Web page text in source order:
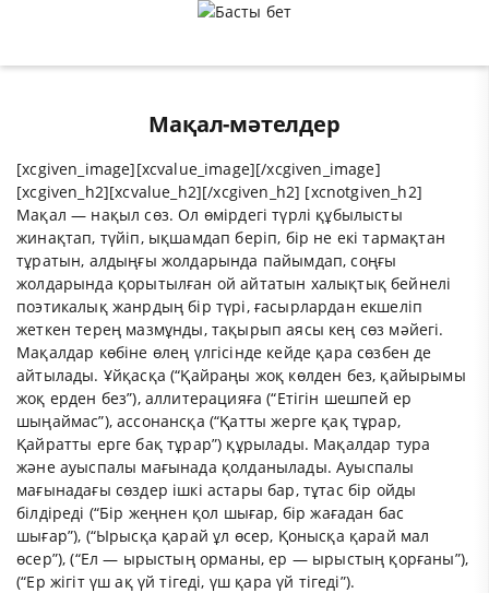
Мақал-мәтелдер
[xcgiven_image][xcvalue_image][/xcgiven_image]
[xcgiven_h2][xcvalue_h2][/xcgiven_h2] [xcnotgiven_h2]
Мақал — нақыл сөз. Ол өмірдегі түрлі құбылысты
жинақтап, түйіп, ықшамдап беріп, бір не екі тармақтан
тұратын, алдыңғы жолдарында пайымдап, соңғы
жолдарында қорытылған ой айтатын халықтық бейнелі
поэтикалық жанрдың бір түрі, ғасырлардан екшеліп
жеткен терең мазмұнды, тақырып аясы кең сөз мәйегі.
Мақалдар көбіне өлең үлгісінде кейде қара сөзбен де
айтылады. Ұйқасқа (“Қайраңы жоқ көлден без, қайырымы
жоқ ерден без”), аллитерацияға (“Етігін шешпей ер
шыңаймас”), ассонансқа (“Қатты жерге қақ тұрар,
Қайратты ерге бақ тұрар”) құрылады. Мақалдар тура
және ауыспалы мағынада қолданылады. Ауыспалы
мағынадағы сөздер ішкі астары бар, тұтас бір ойды
білдіреді (“Бір жеңнен қол шығар, бір жағадан бас
шығар”), (“Ырысқа қарай ұл өсер, Қонысқа қарай мал
өсер”), (“Ел — ырыстың орманы, ер — ырыстың қорғаны”),
(“Ер жігіт үш ақ үй тігеді, үш қара үй тігеді”).